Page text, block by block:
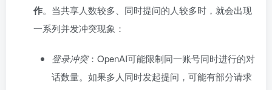
作。当共享人数较多、同时提问的人较多时，就会出现
一系列并发冲突现象：
登录冲突：OpenAI可能限制同一账号同时进行的对
话数量。如果多人同时发起提问，可能有部分请求